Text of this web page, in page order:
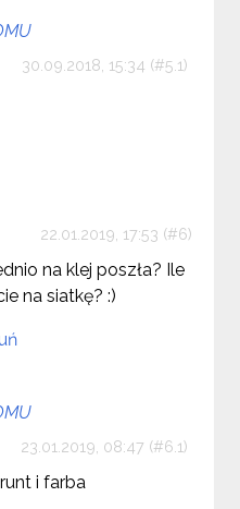
30.09.2018, 15:34
22.01.2019, 17:53
na klej poszła? Ile
na siatkę? :)
23.01.2019, 08:47
i farba